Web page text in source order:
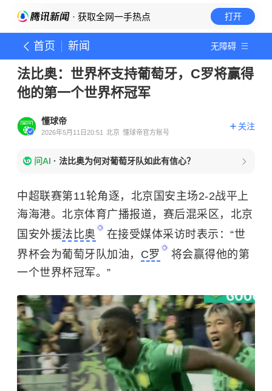
· 获取全网一手热点 打开
首页 新闻 无障碍
法比奥：世界杯支持葡萄牙，C罗将赢得
他的第一个世界杯冠军
懂球帝
2026年5月11日20:51 北京 懂球帝官方账号
关注
问AI · 法比奥为何对葡萄牙队如此有信心？
中超联赛第11轮角逐，北京国安主场2-2战平上
海海港。北京体育广播报道，赛后混采区，北京
国安外援法比奥
在接受媒体采访时表示：“世
界杯会为葡萄牙队加油， C罗
将会赢得他的第
一个世界杯冠军。”